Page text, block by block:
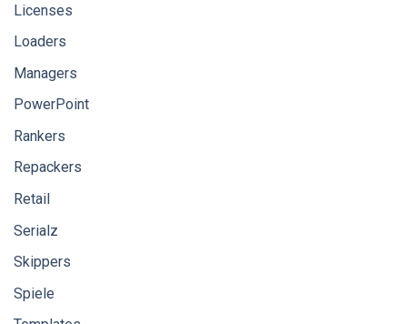
Licenses
Loaders
Managers
PowerPoint
Rankers
Repackers
Retail
Serialz
Skippers
Spiele